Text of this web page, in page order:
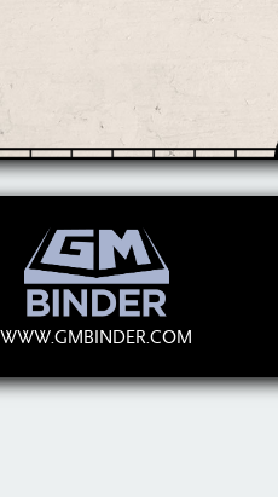
WWW.GMBINDER.COM